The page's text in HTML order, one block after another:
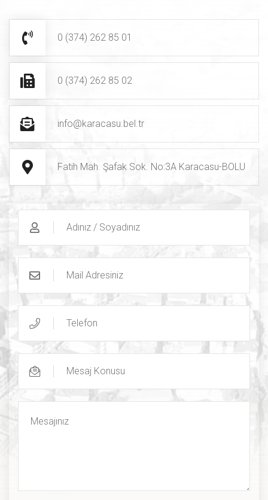
0 (374) 262 85 01
0 (374) 262 85 02
info@karacasu.bel.tr
Fatih Mah. Şafak Sok. No:3A Karacasu-BOLU